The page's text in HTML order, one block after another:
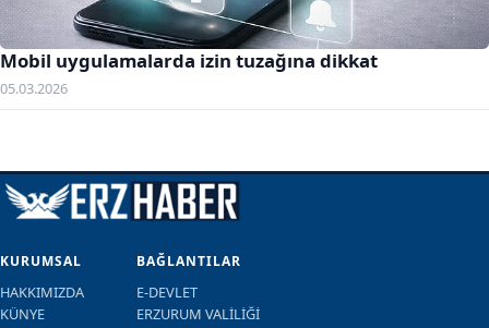
Mobil uygulamalarda izin tuzağına dikkat
05.03.2026
KURUMSAL
HAKKIMIZDA
KÜNYE
BAĞLANTILAR
E-DEVLET
ERZURUM VALİLİĞİ